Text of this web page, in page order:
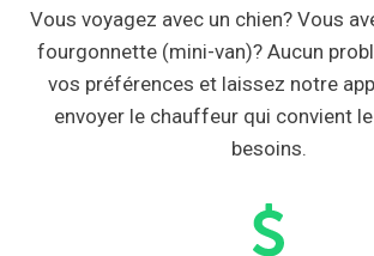
Vous voyagez avec un chien? Vous
fourgonnette (mini-van)? Aucun
vos préférences et laissez notre
envoyer le chauffeur qui convient
besoins.